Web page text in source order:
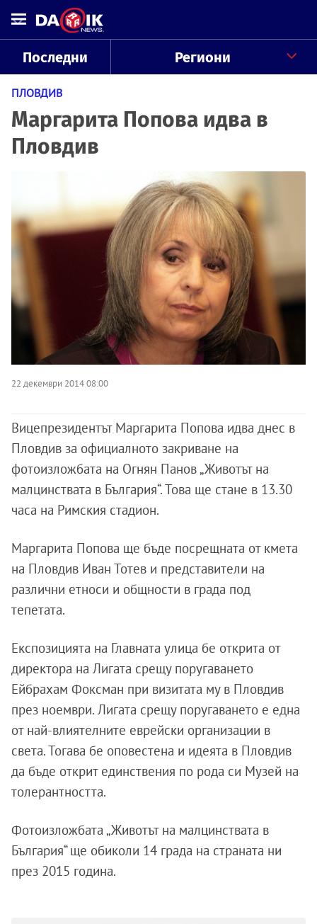
Последни Региони
ПЛОВДИВ
Маргарита Попова идва в
Пловдив
22 декември 2014 08:00
Вицепрезидентът Маргарита Попова идва днес в
Пловдив за официалното закриване на
фотоизложбата на Огнян Панов „Животът на
малцинствата в България“. Това ще стане в 13.30
часа на Римския стадион.
Маргарита Попова ще бъде посрещната от кмета
на Пловдив Иван Тотев и представители на
различни етноси и общности в града под
тепетата.
Експозицията на Главната улица бе открита от
директора на Лигата срещу поругаването
Ейбрахам Фоксман при визитата му в Пловдив
през ноември. Лигата срещу поругаването е една
от най-влиятелните еврейски организации в
света. Тогава бе оповестена и идеята в Пловдив
да бъде открит единствения по рода си Музей на
толерантността.
Фотоизложбата „Животът на малцинствата в
България“ ще обиколи 14 града на страната ни
през 2015 година.